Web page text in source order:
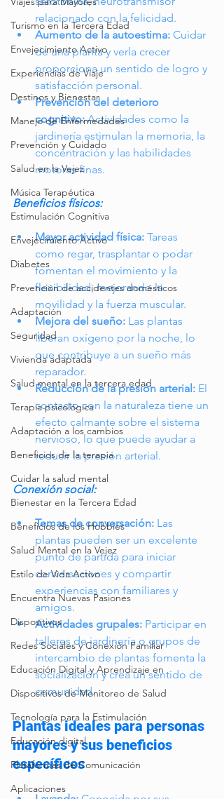
Turismo en la Tercera Edad
Envejecimiento Activo
Experiencias de Viaje
Destinos y Bienestar
Manejo de Enfermedades
Prevención y Cuidado
Salud en la Vejez
Música Terapéutica
Estimulación Cognitiva
Envejecimiento Activo
Diabetes
Prevención de accidentes domésticos
Adaptación
Seguridad
Vivienda adaptada
Salud mental en la tercera edad
Terapia psicológica
Adaptación a los cambios
Beneficios de la terapia
Cuidar la salud mental
Bienestar en la Tercera Edad
Beneficios de los Hobbies
Salud Mental en la Vejez
Estilo de Vida Activo
Encuentra Nuevas Pasiones
Dispositivos
Redes Sociales y Conexión Familiar
Educación Digital y Aprendizaje en
Dispositivos de Monitoreo de Salud
Tecnología para la Estimulación
Educación digital
Plataformas de Comunicación
Aplicaciones
relacionado con la felicidad.
Aumento de la autoestima: Cuidar
de una planta y verla crecer
proporciona un sentido de logro y
satisfacción personal.
Prevención del deterioro
cognitivo: Actividades como la
jardinería estimulan la memoria, la
concentración y las habilidades
motoras finas.
Beneficios físicos:
Mayor actividad física: Tareas
como regar, trasplantar o podar
fomentan el movimiento y la
flexibilidad, mejorando la
movilidad y la fuerza muscular.
Mejora del sueño: Las plantas
liberan oxígeno por la noche, lo
que contribuye a un sueño más
reparador.
Reducción de la presión arterial: El
contacto con la naturaleza tiene un
efecto calmante sobre el sistema
nervioso, lo que puede ayudar a
reducir la presión arterial.
Conexión social:
Temas de conversación: Las
plantas pueden ser un excelente
punto de partida para iniciar
conversaciones y compartir
experiencias con familiares y
amigos.
Actividades grupales: Participar en
talleres de jardinería o grupos de
intercambio de plantas fomenta la
socialización y crea un sentido de
comunidad.
Plantas ideales para personas
mayores y sus beneficios
específicos